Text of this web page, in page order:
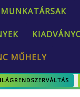
MUNKATÁRSAK
MŰHELY